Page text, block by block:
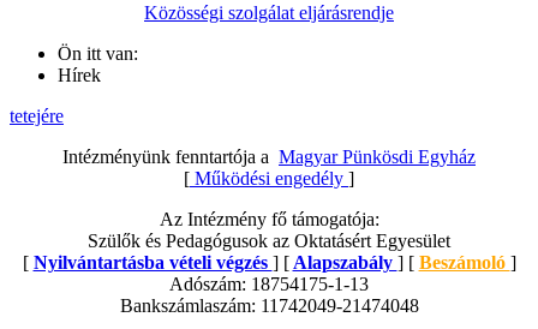
Közösségi szolgálat eljárásrendje
Ön itt van:
Hírek
tetejére
Intézményünk fenntartója a Magyar Pünkösdi Egyház
[ Működési engedély ]
Az Intézmény fő támogatója:
Szülők és Pedagógusok az Oktatásért Egyesület
[ Nyilvántartásba vételi végzés ] [ Alapszabály ] [ Beszámoló ]
Adószám: 18754175-1-13
Bankszámlaszám: 11742049-21474048